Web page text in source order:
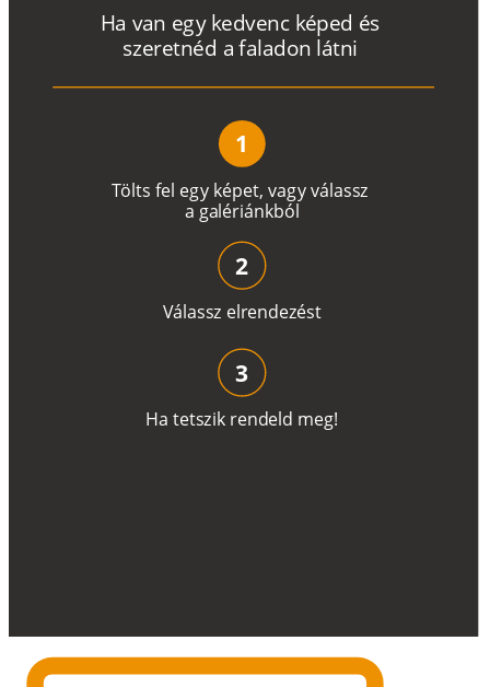
Tölts fel egy képet, vagyválassz
a galériánkból
Ha van egy kedvenc képed és
szeretnéd a faladon látni
1
Válassz elrendezést
2
Ha tetszik rendeld meg!
3